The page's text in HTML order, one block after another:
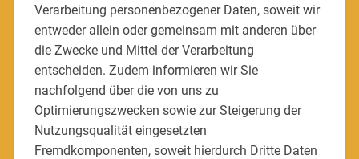
Verarbeitung personenbezogener Daten, soweit wir
entweder allein oder gemeinsam mit anderen über
die Zwecke und Mittel der Verarbeitung
entscheiden. Zudem informieren wir Sie
nachfolgend über die von uns zu
Optimierungszwecken sowie zur Steigerung der
Nutzungsqualität eingesetzten
Fremdkomponenten, soweit hierdurch Dritte Daten